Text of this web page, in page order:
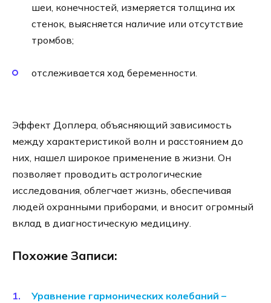
шеи, конечностей, измеряется толщина их
стенок, выясняется наличие или отсутствие
тромбов;
отслеживается ход беременности.
Эффект Доплера, объясняющий зависимость
между характеристикой волн и расстоянием до
них, нашел широкое применение в жизни. Он
позволяет проводить астрологические
исследования, облегчает жизнь, обеспечивая
людей охранными приборами, и вносит огромный
вклад в диагностическую медицину.
Похожие Записи:
Уравнение гармонических колебаний –